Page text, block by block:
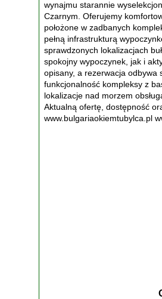
wynajmu starannie
Czarnym. Oferujemy
położone w zadbanych
pełną infrastrukturą
sprawdzonych lokalizacjach
spokojny wypoczynek, jak i
opisany, a rezerwacja odbywa
funkcjonalność kompleksy z
lokalizacje nad morzem
Aktualną ofertę, dostępność
www.bulgariaokiemtubylca.pl